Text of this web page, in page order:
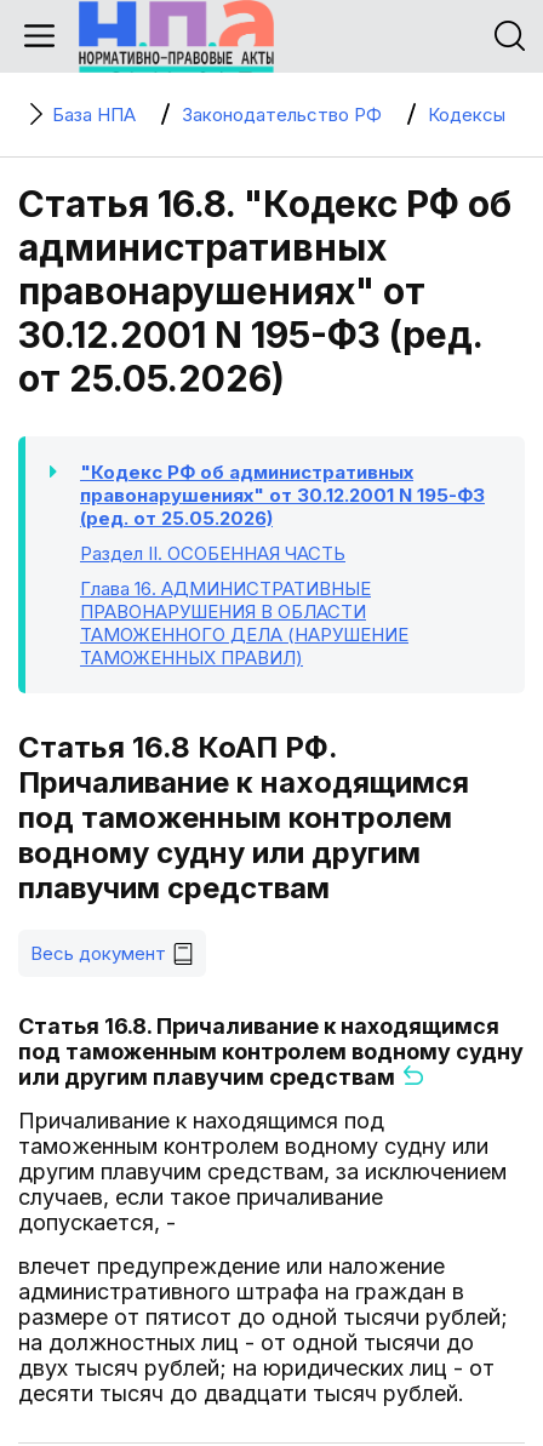
База НПА Законодательство РФ Кодексы
Статья 16.8. "Кодекс РФ об
административных
правонарушениях" от
30.12.2001 N 195-ФЗ (ред.
от 25.05.2026)
"Кодекс РФ об административных
правонарушениях" от 30.12.2001 N 195-ФЗ
(ред. от 25.05.2026)
Раздел II. ОСОБЕННАЯ ЧАСТЬ
Глава 16. АДМИНИСТРАТИВНЫЕ
ПРАВОНАРУШЕНИЯ В ОБЛАСТИ
ТАМОЖЕННОГО ДЕЛА (НАРУШЕНИЕ
ТАМОЖЕННЫХ ПРАВИЛ)
Статья 16.8 КоАП РФ.
Причаливание к находящимся
под таможенным контролем
водному судну или другим
плавучим средствам
Весь документ
Статья 16.8. Причаливание к находящимся
под таможенным контролем водному судну
или другим плавучим средствам
Причаливание к находящимся под
таможенным контролем водному судну или
другим плавучим средствам, за исключением
случаев, если такое причаливание
допускается, -
влечет предупреждение или наложение
административного штрафа на граждан в
размере от пятисот до одной тысячи рублей;
на должностных лиц - от одной тысячи до
двух тысяч рублей; на юридических лиц - от
десяти тысяч до двадцати тысяч рублей.